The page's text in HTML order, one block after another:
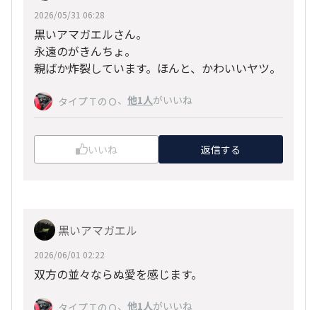
2026/05/31 06:28
黒いアマガエルさん。
永遠のがきんちょ。
親ばか炸裂しています。ほんと、かわいいヤツ。
タイプＴのＯ、 他1人がいいね
いいね 返信する
黒いアマガエル
2026/06/01 02:22
双方の並々ならぬ愛を感じます。
タイプＴのＯ、 他1人がいいね